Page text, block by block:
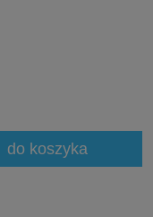
do koszyka